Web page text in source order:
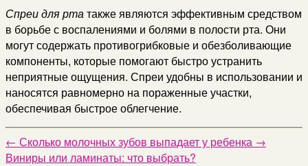
Спреи для ртатакже являются эффективным средством
в борьбе с воспалениями и болями в полости рта. Они
могут содержать противогрибковые и обезболивающие
компоненты, которые помогают быстро устранить
неприятные ощущения. Спреи удобны в использовании и
наносятся равномерно на пораженные участки,
обеспечивая быстрое облегчение.
← Сколько молочных зубов выпадает у ребенка →
Виниры или ламинаты: что выбрать?